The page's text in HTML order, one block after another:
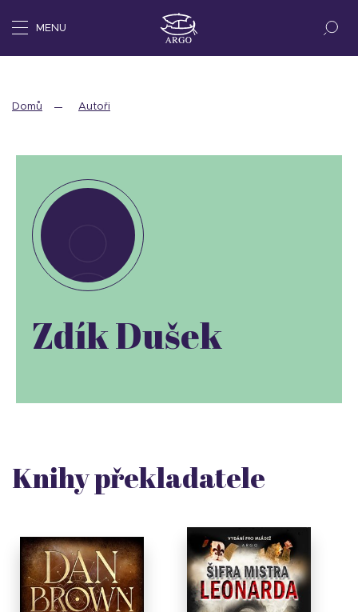
MENU
Domů Autoři
Zdík Dušek
Knihy překladatele